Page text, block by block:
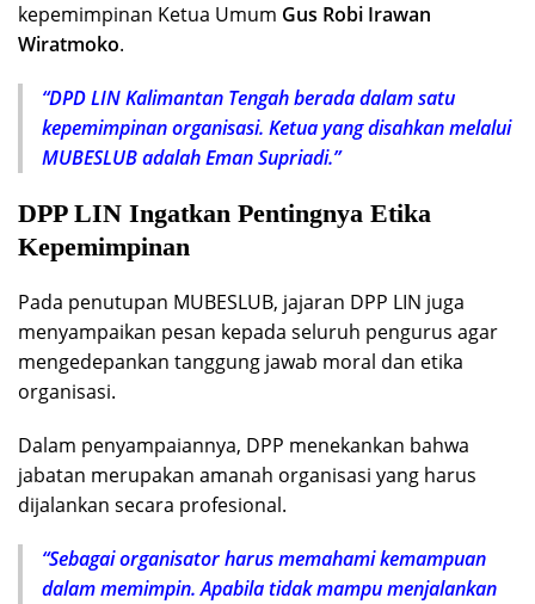
kepemimpinan Ketua Umum Gus Robi Irawan
Wiratmoko.
“DPD LIN Kalimantan Tengah berada dalam satu
kepemimpinan organisasi. Ketua yang disahkan melalui
MUBESLUB adalah Eman Supriadi.”
DPP LIN Ingatkan Pentingnya Etika
Kepemimpinan
Pada penutupan MUBESLUB, jajaran DPP LIN juga
menyampaikan pesan kepada seluruh pengurus agar
mengedepankan tanggung jawab moral dan etika
organisasi.
Dalam penyampaiannya, DPP menekankan bahwa
jabatan merupakan amanah organisasi yang harus
dijalankan secara profesional.
“Sebagai organisator harus memahami kemampuan
dalam memimpin. Apabila tidak mampu menjalankan